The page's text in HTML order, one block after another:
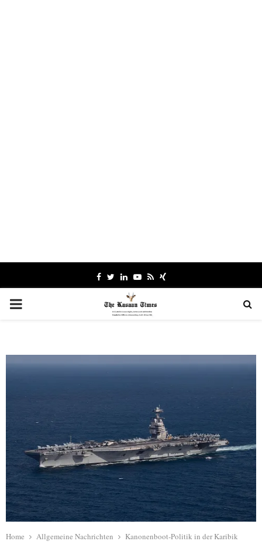
Facebook
TwitterLinkedinYoutube
RssXing
PRIMARY
Home Allgemeine Nachrichten Kanonenboot-Politik in der Karibik